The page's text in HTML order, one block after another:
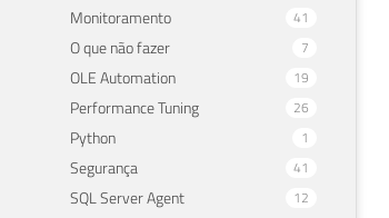
Monitoramento 41
O que não fazer 7
OLE Automation 19
Performance Tuning 26
Python 1
Segurança 41
SQL Server Agent 12